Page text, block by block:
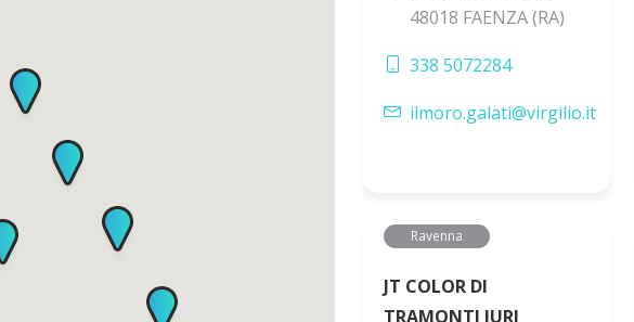
48018 FAENZA (RA)
338 5072284
ilmoro.galati@virgilio.it
Ravenna
JT COLOR DI
TRAMONTI JURI